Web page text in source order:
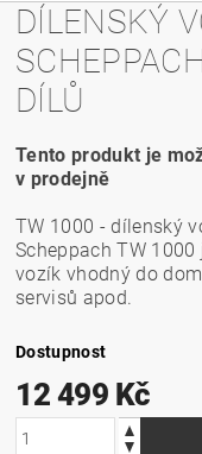
DÍLENSKÝ
DÍLŮ
Tento produkt je
v prodejně
TW 1000 - dílenský
Scheppach TW
vozík vhodný do
servisů apod.
Dostupnost
12 499 Kč